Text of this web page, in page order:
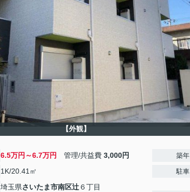
【外観】
6.5万円～6.7万円 管理/共益費 3,000円
1K/20.41㎡
埼玉県さいたま市南区辻６丁目
築年
駐車